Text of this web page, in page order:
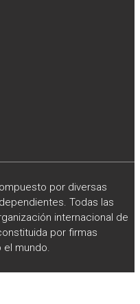
por diversas
Todas las
internacional de
por firmas
mundo.